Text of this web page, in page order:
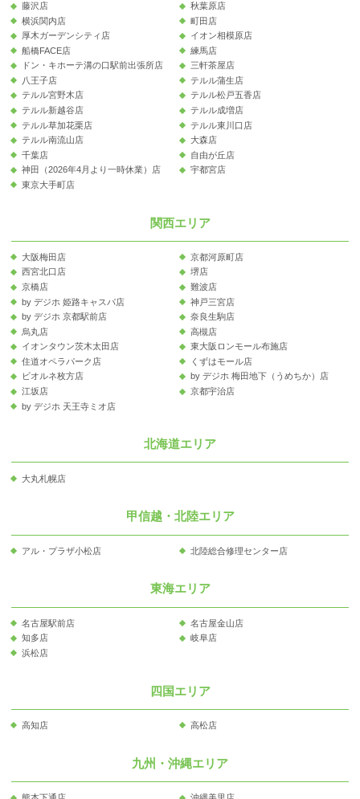
藤沢店
秋葉原店
横浜関内店
町田店
厚木ガーデンシティ店
イオン相模原店
船橋FACE店
練馬店
ドン・キホーテ溝の口駅前出張所店
三軒茶屋店
八王子店
テルル蒲生店
テルル宮野木店
テルル松戸五香店
テルル新越谷店
テルル成増店
テルル草加花栗店
テルル東川口店
テルル南流山店
大森店
千葉店
自由が丘店
神田（2026年4月より一時休業）店
宇都宮店
東京大手町店
関西エリア
大阪梅田店
京都河原町店
西宮北口店
堺店
京橋店
難波店
by デジホ 姫路キャスパ店
神戸三宮店
by デジホ 京都駅前店
奈良生駒店
烏丸店
高槻店
イオンタウン茨木太田店
東大阪ロンモール布施店
住道オペラパーク店
くずはモール店
ビオルネ枚方店
by デジホ 梅田地下（うめちか）店
江坂店
京都宇治店
by デジホ 天王寺ミオ店
北海道エリア
大丸札幌店
甲信越・北陸エリア
アル・プラザ小松店 北陸総合修理センター店
東海エリア
名古屋駅前店
名古屋金山店
知多店
岐阜店
浜松店
四国エリア
高知店 高松店
九州・沖縄エリア